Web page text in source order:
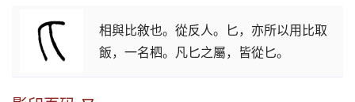
相與比敘也。從反人。匕，亦所以用比取
飯，一名柶。凡匕之屬，皆從匕。